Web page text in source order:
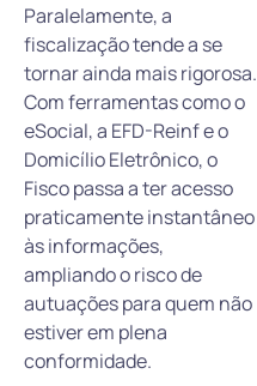
Paralelamente, a
fiscalização tende a se
tornar ainda mais rigorosa.
Com ferramentas como o
eSocial, a EFD-Reinf e o
Domicílio Eletrônico, o
Fisco passa a ter acesso
praticamente instantâneo
às informações,
ampliando o risco de
autuações para quem não
estiver em plena
conformidade.